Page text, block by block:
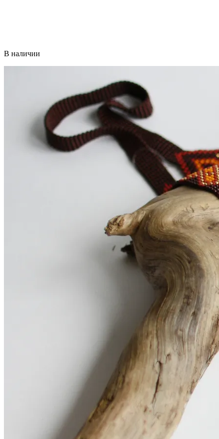
В наличии